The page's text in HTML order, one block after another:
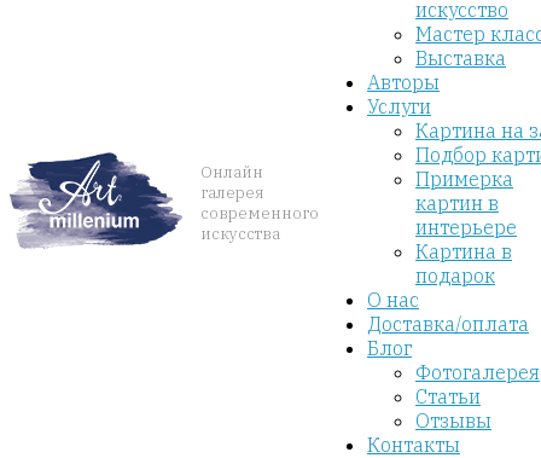
Онлайн
галерея
современного
искусства
искусство
Мастер
Выставка
Авторы
Услуги
Картина на
Подбор
Примерка
картин в
интерьере
Картина в
подарок
О нас
Доставка/оплата
Блог
Фотогалерея
Статьи
Отзывы
Контакты